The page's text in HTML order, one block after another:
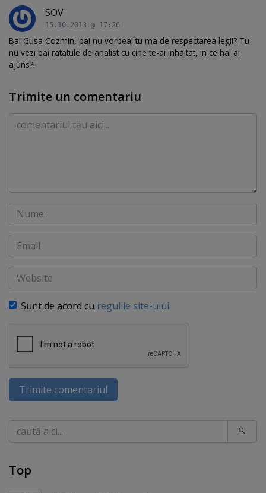
SOV
15.10.2013 @ 17:26
Bai Gusa Cozmin, pai nu vorbeai tu ma de respectarea legii? Tu
nu vezi bai ratatule de analist cu cine te-ai inhaitat, in ce hal ai
ajuns?!
Trimite un comentariu
Comentariu
Nume
Email
Website
Sunt de acord cu regulile site-ului
Trimite comentariul
Caută
Top